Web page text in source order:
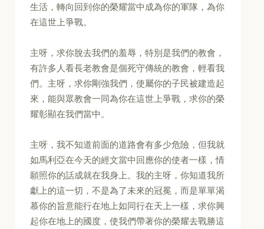
生活，轉向回到你的榮耀當中成為你的軍隊，為你
在這世上爭戰。
主呀，求你脫去我們的羞辱，特別是我們的教會，
有許多人看長老教會是個死守傳統的教會，輕看我
們。主呀，求你剛強我們，使屬你的子民被建造起
來，能與眾教會一同為你在這世上爭戰，求你的榮
耀彰顯在我們當中。
主呀，我不知道前面的道路會有多少危險，但我就
如馬利亞在今天的經文當中回應你的使者一樣，情
願照你的話成就在我身上。我的主呀，你知道我所
獻上的這一切，不是為了未來的冠冕，而是單單渴
慕你的旨意能行在地上如同行在天上一樣，求你興
起你在地上的國度，使我們帶著你的榮耀去戰勝這